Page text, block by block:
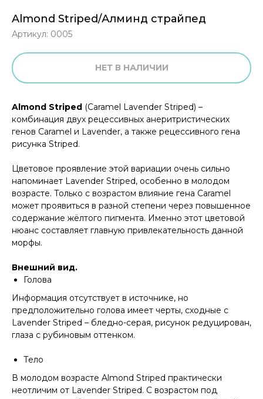
Almond Striped/Алминд страйпед
Артикул: 0005
НЕТ В НАЛИЧИИ
Almond Striped (Caramel Lavender Striped) –
комбинация двух рецессивных анеритристических
генов Caramel и Lavender, а также рецессивного гена
рисунка Striped.
Цветовое проявление этой вариации очень сильно
напоминает Lavender Striped, особенно в молодом
возрасте. Только с возрастом влияние гена Caramel
может проявиться в разной степени через повышенное
содержание жёлтого пигмента. Именно этот цветовой
нюанс составляет главную привлекательность данной
морфы.
Внешний вид.
Голова
Информация отсутствует в источнике, но
предположительно голова имеет черты, сходные с
Lavender Striped – бледно-серая, рисунок редуцирован,
глаза с рубиновым оттенком.
Тело
В молодом возрасте Almond Striped практически
неотличим от Lavender Striped. С возрастом под